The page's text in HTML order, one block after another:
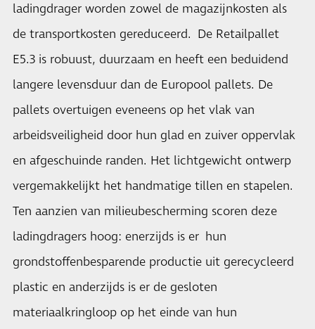
ladingdrager worden zowel de magazijnkosten als
de transportkosten gereduceerd. De Retailpallet
E5.3 is robuust, duurzaam en heeft een beduidend
langere levensduur dan de Europool pallets. De
pallets overtuigen eveneens op het vlak van
arbeidsveiligheid door hun glad en zuiver oppervlak
en afgeschuinde randen. Het lichtgewicht ontwerp
vergemakkelijkt het handmatige tillen en stapelen.
Ten aanzien van milieubescherming scoren deze
ladingdragers hoog: enerzijds is er hun
grondstoffenbesparende productie uit gerecycleerd
plastic en anderzijds is er de gesloten
materiaalkringloop op het einde van hun